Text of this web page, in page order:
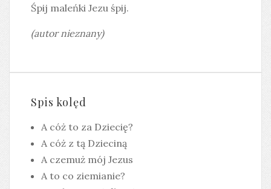
Śpij maleńki Jezu śpij.
(autor nieznany)
Spis kolęd
A cóż to za Dziecię?
A cóż z tą Dzieciną
A czemuż mój Jezus
A to co ziemianie?